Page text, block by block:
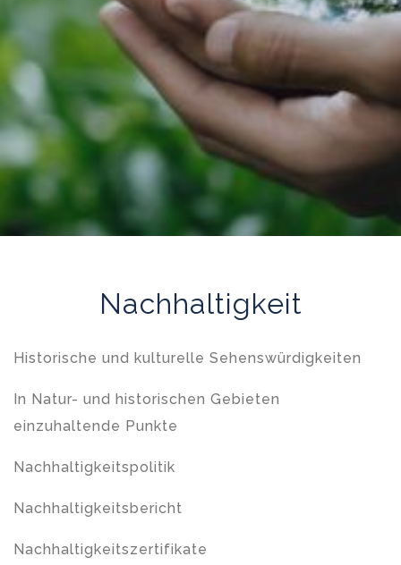
Nachhaltigkeit
Historische und kulturelle Sehenswürdigkeiten
In Natur- und historischen Gebieten
einzuhaltende Punkte
Nachhaltigkeitspolitik
Nachhaltigkeitsbericht
Nachhaltigkeitszertifikate